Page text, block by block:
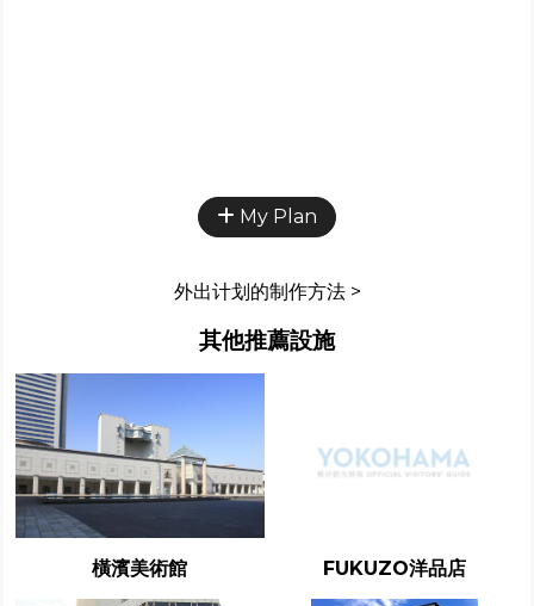
My Plan
外出计划的制作方法 >
其他推薦設施
橫濱美術館 FUKUZO洋品店